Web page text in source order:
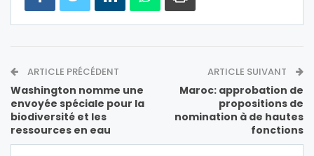
ARTICLE PRÉCÉDENT
Washington nomme une
envoyée spéciale pour la
biodiversité et les
ressources en eau
ARTICLE SUIVANT
Maroc: approbation de
propositions de
nomination à de hautes
fonctions